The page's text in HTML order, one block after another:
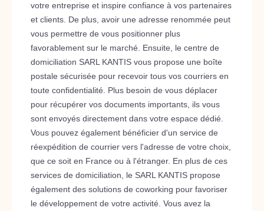
votre entreprise et inspire confiance à vos partenaires
et clients. De plus, avoir une adresse renommée peut
vous permettre de vous positionner plus
favorablement sur le marché. Ensuite, le centre de
domiciliation SARL KANTIS vous propose une boîte
postale sécurisée pour recevoir tous vos courriers en
toute confidentialité. Plus besoin de vous déplacer
pour récupérer vos documents importants, ils vous
sont envoyés directement dans votre espace dédié.
Vous pouvez également bénéficier d'un service de
réexpédition de courrier vers l'adresse de votre choix,
que ce soit en France ou à l'étranger. En plus de ces
services de domiciliation, le SARL KANTIS propose
également des solutions de coworking pour favoriser
le développement de votre activité. Vous avez la